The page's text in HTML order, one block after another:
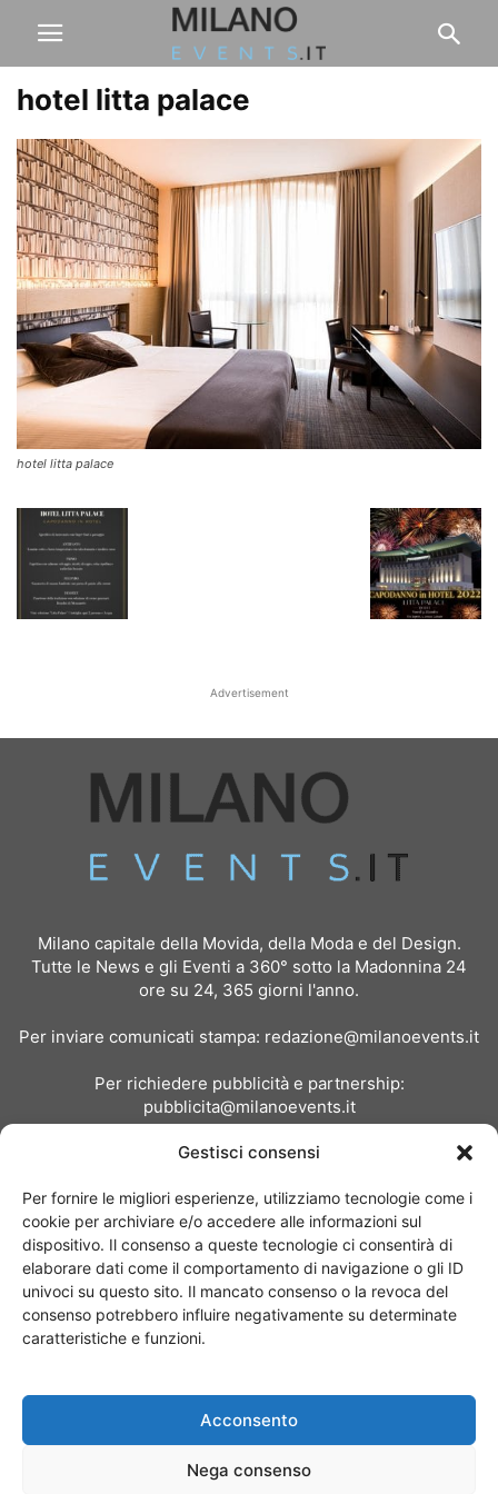
Gestisci consensi
Per fornire le migliori esperienze, utilizziamo tecnologie come i
cookie per archiviare e/o accedere alle informazioni sul
dispositivo. Il consenso a queste tecnologie ci consentirà di
elaborare dati come il comportamento di navigazione o gli ID
univoci su questo sito. Il mancato consenso o la revoca del
consenso potrebbero influire negativamente su determinate
caratteristiche e funzioni.
Acconsento
Nega consenso
hotel litta palace
hotel litta palace
Advertisement
Milano capitale della Movida, della Moda e del Design.
Tutte le News e gli Eventi a 360° sotto la Madonnina 24
ore su 24, 365 giorni l'anno.
Per inviare comunicati stampa: redazione@milanoevents.it
Per richiedere pubblicità e partnership:
pubblicita@milanoevents.it
Chi siamo I Nostri Clienti
© Copyright 2017 - MilanoEvents.it© managed by